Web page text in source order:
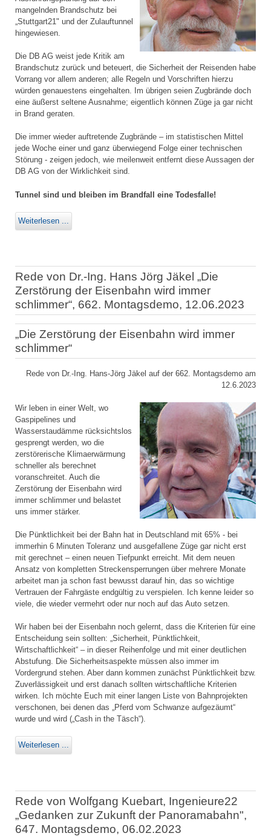
mangelnden Brandschutz bei
„Stuttgart21" und der Zulauftunnel
hingewiesen.
Die DB AG weist jede Kritik am
Brandschutz zurück und beteuert, die Sicherheit der Reisenden habe
Vorrang vor allem anderen; alle Regeln und Vorschriften hierzu
würden genauestens eingehalten. Im übrigen seien Zugbrände doch
eine äußerst seltene Ausnahme; eigentlich können Züge ja gar nicht
in Brand geraten.
Die immer wieder auftretende Zugbrände – im statistischen Mittel
jede Woche einer und ganz überwiegend Folge einer technischen
Störung - zeigen jedoch, wie meilenweit entfernt diese Aussagen der
DB AG von der Wirklichkeit sind.
Tunnel sind und bleiben im Brandfall eine Todesfalle!
Weiterlesen ...
Rede von Dr.-Ing. Hans Jörg Jäkel „Die
Zerstörung der Eisenbahn wird immer
schlimmer“, 662. Montagsdemo, 12.06.2023
„Die Zerstörung der Eisenbahn wird immer
schlimmer“
Rede von Dr.-Ing. Hans-Jörg Jäkel auf der 662. Montagsdemo am
12.6.2023
Wir leben in einer Welt, wo
Gaspipelines und
Wasserstaudämme rücksichtslos
gesprengt werden, wo die
zerstörerische Klimaerwärmung
schneller als berechnet
voranschreitet. Auch die
Zerstörung der Eisenbahn wird
immer schlimmer und belastet
uns immer stärker.
Die Pünktlichkeit bei der Bahn hat in Deutschland mit 65% - bei
immerhin 6 Minuten Toleranz und ausgefallene Züge gar nicht erst
mit gerechnet – einen neuen Tiefpunkt erreicht. Mit dem neuen
Ansatz von kompletten Streckensperrungen über mehrere Monate
arbeitet man ja schon fast bewusst darauf hin, das so wichtige
Vertrauen der Fahrgäste endgültig zu verspielen. Ich kenne leider so
viele, die wieder vermehrt oder nur noch auf das Auto setzen.
Wir haben bei der Eisenbahn noch gelernt, dass die Kriterien für eine
Entscheidung sein sollten: „Sicherheit, Pünktlichkeit,
Wirtschaftlichkeit“ – in dieser Reihenfolge und mit einer deutlichen
Abstufung. Die Sicherheitsaspekte müssen also immer im
Vordergrund stehen. Aber dann kommen zunächst Pünktlichkeit bzw.
Zuverlässigkeit und erst danach sollten wirtschaftliche Kriterien
wirken. Ich möchte Euch mit einer langen Liste von Bahnprojekten
verschonen, bei denen das „Pferd vom Schwanze aufgezäumt“
wurde und wird („Cash in the Täsch“).
Weiterlesen ...
Rede von Wolfgang Kuebart, Ingenieure22
„Gedanken zur Zukunft der Panoramabahn",
647. Montagsdemo, 06.02.2023